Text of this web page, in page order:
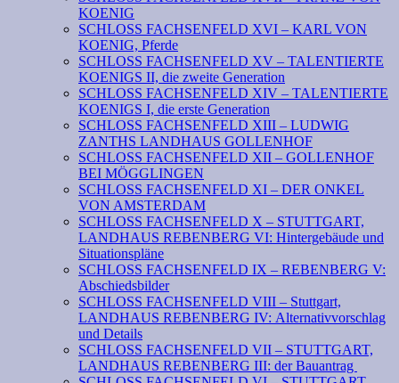
KOENIG
SCHLOSS FACHSENFELD XVI – KARL VON
KOENIG, Pferde
SCHLOSS FACHSENFELD XV – TALENTIERTE
KOENIGS II, die zweite Generation
SCHLOSS FACHSENFELD XIV – TALENTIERTE
KOENIGS I, die erste Generation
SCHLOSS FACHSENFELD XIII – LUDWIG
ZANTHS LANDHAUS GOLLENHOF
SCHLOSS FACHSENFELD XII – GOLLENHOF
BEI MÖGGLINGEN
SCHLOSS FACHSENFELD XI – DER ONKEL
VON AMSTERDAM
SCHLOSS FACHSENFELD X – STUTTGART,
LANDHAUS REBENBERG VI: Hintergebäude und
Situationspläne
SCHLOSS FACHSENFELD IX – REBENBERG V:
Abschiedsbilder
SCHLOSS FACHSENFELD VIII – Stuttgart,
LANDHAUS REBENBERG IV: Alternativvorschlag
und Details
SCHLOSS FACHSENFELD VII – STUTTGART,
LANDHAUS REBENBERG III: der Bauantrag